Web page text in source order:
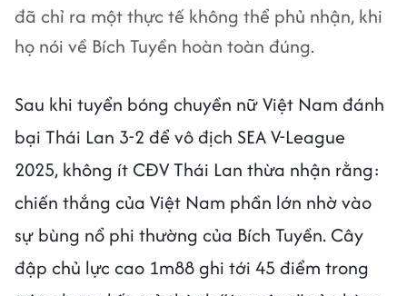
đã chỉ ra một thực tế không thể phủ nhận, khi
họ nói về Bích Tuyền hoàn toàn đúng.
Sau khi tuyển bóng chuyền nữ Việt Nam đánh
bại Thái Lan 3-2 để vô địch SEA V-League
2025, không ít CĐV Thái Lan thừa nhận rằng:
chiến thắng của Việt Nam phần lớn nhờ vào
sự bùng nổ phi thường của Bích Tuyền. Cây
đập chủ lực cao 1m88 ghi tới 45 điểm trong